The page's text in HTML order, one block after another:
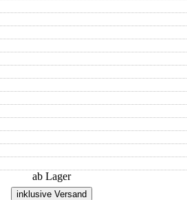
ab Lager
inklusive Versand